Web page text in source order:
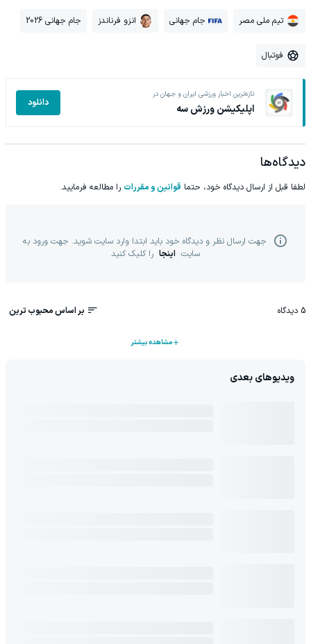
تیم ملی مصر جام جهانی انزو فرناندز جام جهانی 2026
فوتبال
تازه‌ترین اخبار ورزشی ایران و جهان در
اپلیکیشن ورزش سه دانلود
دیدگاه‌ها
لطفا قبل از ارسال دیدگاه خود، حتما قوانین و مقررات را مطالعه فرمایید.
جهت ارسال نظر و دیدگاه خود باید ابتدا وارد سایت شوید. جهت ورود به
سایت اینجا را کلیک کنید
5 دیدگاه بر اساس محبوب ترین
مشاهده بیشتر
ویدیوهای بعدی